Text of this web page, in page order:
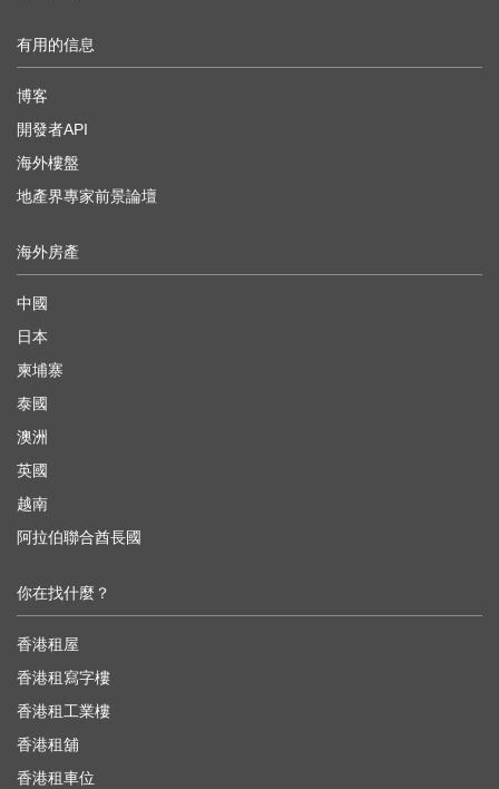
有用的信息
博客
開發者API
海外樓盤
地產界專家前景論壇
海外房產
中國
日本
柬埔寨
泰國
澳洲
英國
越南
阿拉伯聯合酋長國
你在找什麼？
香港租屋
香港租寫字樓
香港租工業樓
香港租舖
香港租車位